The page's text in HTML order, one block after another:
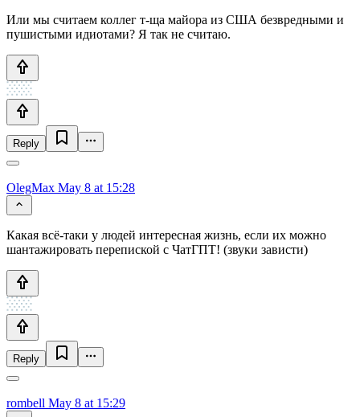
Или мы считаем коллег т-ща майора из США безвредными и
пушистыми идиотами? Я так не считаю.
Reply
OlegMax May 8 at 15:28
Какая всё-таки у людей интересная жизнь, если их можно
шантажировать перепиской с ЧатГПТ! (звуки зависти)
Reply
rombell May 8 at 15:29